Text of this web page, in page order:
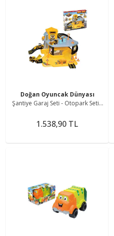
Doğan Oyuncak Dünyası
Şantiye Garaj Seti - Otopark Seti -
Istasyon
1.538,90 TL